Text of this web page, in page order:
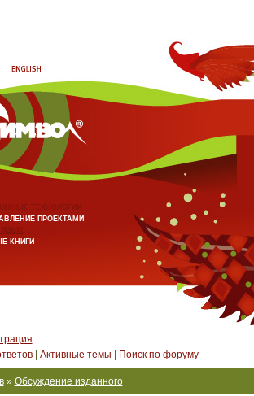
ТЕХНОЛОГИИ
ПРОЕКТАМИ
ЯЗЫК
КНИГИ
| Активные темы Поиск по форуму
» Обсуждение изданного